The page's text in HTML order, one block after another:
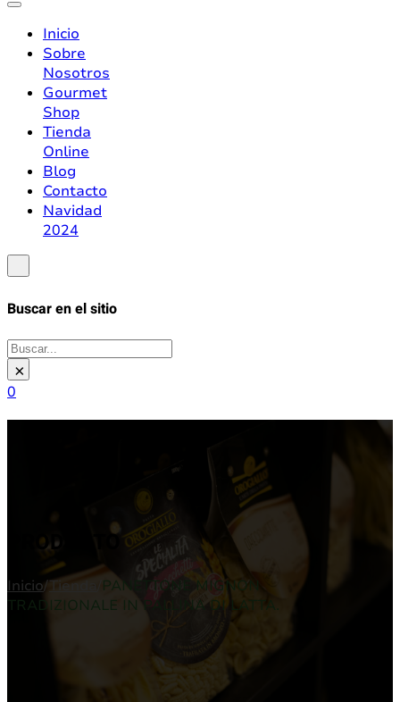
Inicio
Sobre
Nosotros
Gourmet
Shop
Tienda
Online
Blog
Contacto
Navidad
2024
Buscar en el sitio
Buscar
×
0
PRODUCTO
Inicio/Tienda
PANETTONE MIGNON
TRADIZIONALE IN PALLINA DI LATTA.